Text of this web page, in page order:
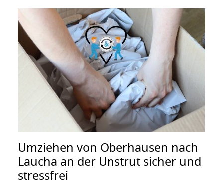
Umziehen von Oberhausen nach
Laucha an der Unstrut sicher und
stressfrei